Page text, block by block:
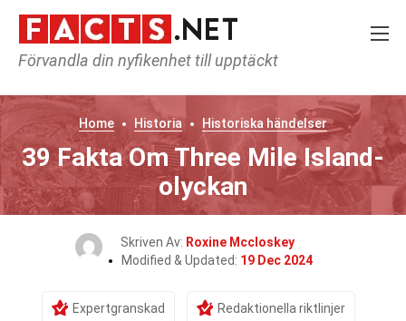
Förvandla din nyfikenhet till upptäckt
Home Historia Historiska händelser
39 Fakta Om Three Mile Island-
olyckan
Skriven Av: Roxine Mccloskey
Modified & Updated: 19 Dec 2024
Expertgranskad Redaktionella riktlinjer